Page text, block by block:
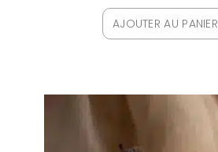
AJOUTER AU PANIER